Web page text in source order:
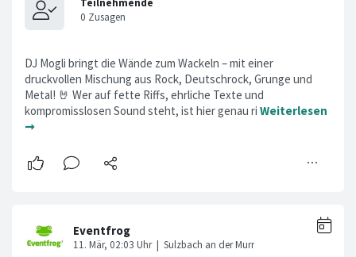
DJ Mogli bringt die Wände zum Wackeln – mit einer
druckvollen Mischung aus Rock, Deutschrock, Grunge und
Metal! 🤘 Wer auf fette Riffs, ehrliche Texte und
kompromisslosen Sound steht, ist hier genau ri Weiterlesen
➞